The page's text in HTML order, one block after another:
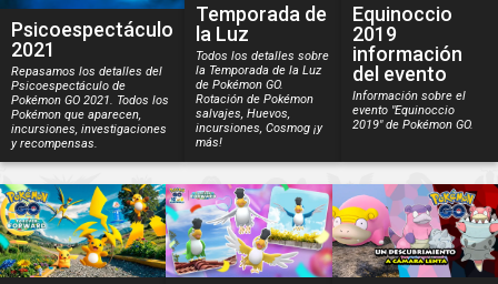
Psicoespectáculo
2021
Repasamos los detalles del
Psicoespectáculo de
Pokémon GO 2021. Todos los
Pokémon que aparecen,
incursiones, investigaciones
y recompensas.
Temporada de
la Luz
Todos los detalles sobre
la Temporada de la Luz
de Pokémon GO.
Rotación de Pokémon
salvajes, Huevos,
incursiones, Cosmog ¡y
más!
Equinoccio
2019
información
del evento
Información sobre el
evento "Equinoccio
2019" de Pokémon GO.